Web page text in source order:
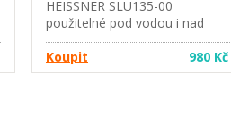
HEISSNER SLU135-00
použitelné pod vodou i nad
vodou, Ideální pro podvodní
osvětlení jezírka, a stejně tak i
pro osvětlení zahrady, možnost
Koupit 980 Kč